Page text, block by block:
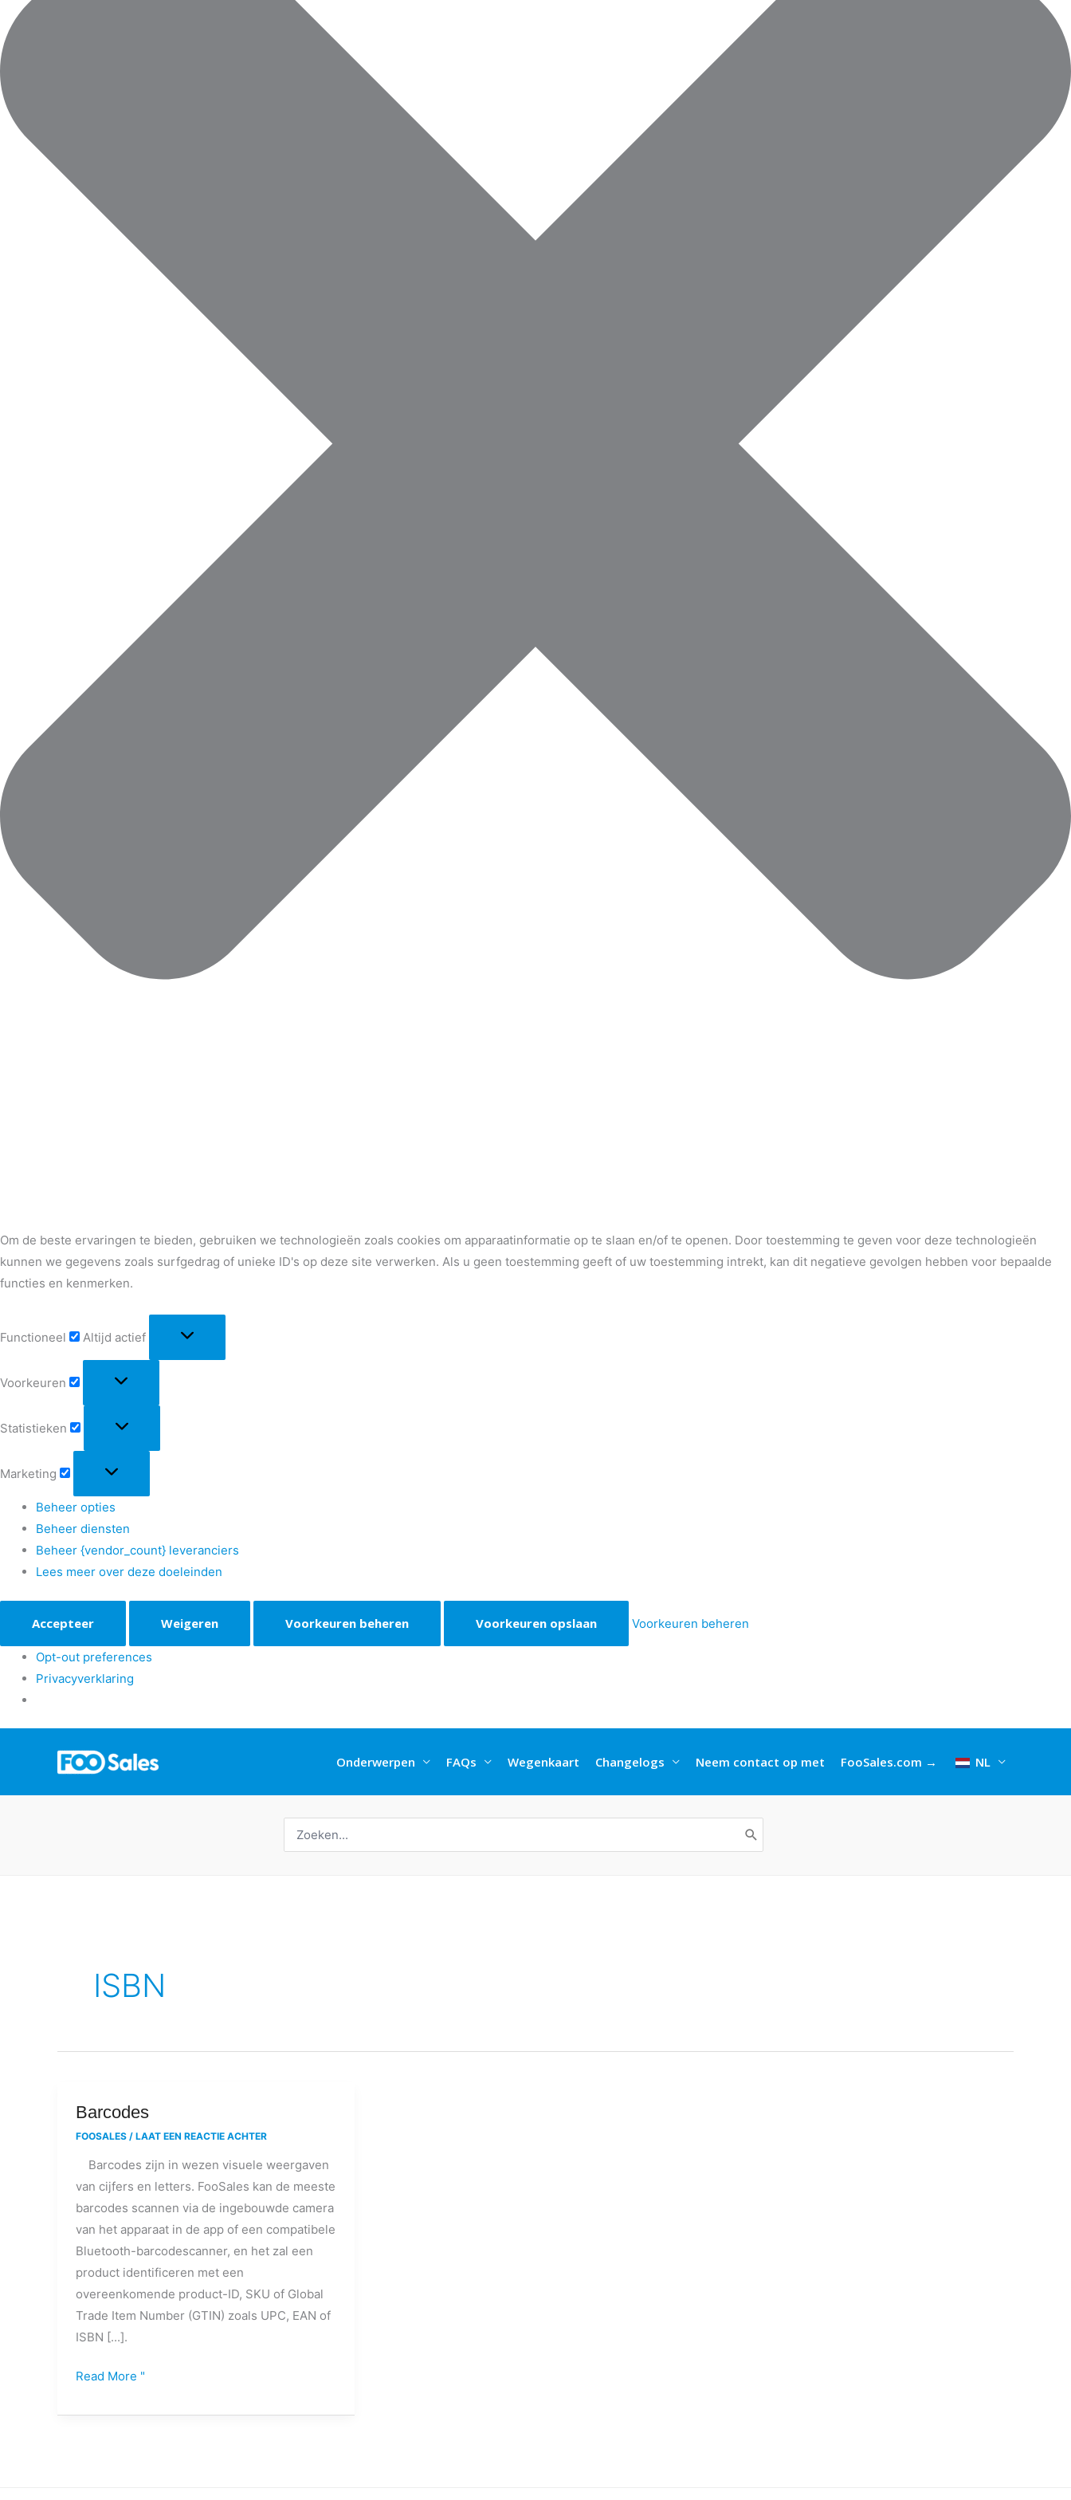
Om de beste ervaringen te bieden, gebruiken we technologieën zoals cookies om apparaatinformatie op te slaan en/of te openen. Door toestemming te geven voor deze technologieën
kunnen we gegevens zoals surfgedrag of unieke ID's op deze site verwerken. Als u geen toestemming geeft of uw toestemming intrekt, kan dit negatieve gevolgen hebben voor bepaalde
functies en kenmerken.
Functioneel Altijd actief
Voorkeuren
Statistieken
Marketing
Beheer opties
Beheer diensten
Beheer {vendor_count} leveranciers
Lees meer over deze doeleinden
Accepteer Weigeren Voorkeuren beheren Voorkeuren opslaan Voorkeuren beheren
Opt-out preferences
Privacyverklaring
Onderwerpen FAQs Wegenkaart Changelogs Neem contact op met FooSales.com → NL
naar:
ISBN
Barcodes
FOOSALES / LAAT EEN REACTIE ACHTER
Barcodes zijn in wezen visuele weergaven
van cijfers en letters. FooSales kan de meeste
barcodes scannen via de ingebouwde camera
van het apparaat in de app of een compatibele
Bluetooth-barcodescanner, en het zal een
product identificeren met een
overeenkomende product-ID, SKU of Global
Trade Item Number (GTIN) zoals UPC, EAN of
ISBN [...].
Barcodes
Read More "